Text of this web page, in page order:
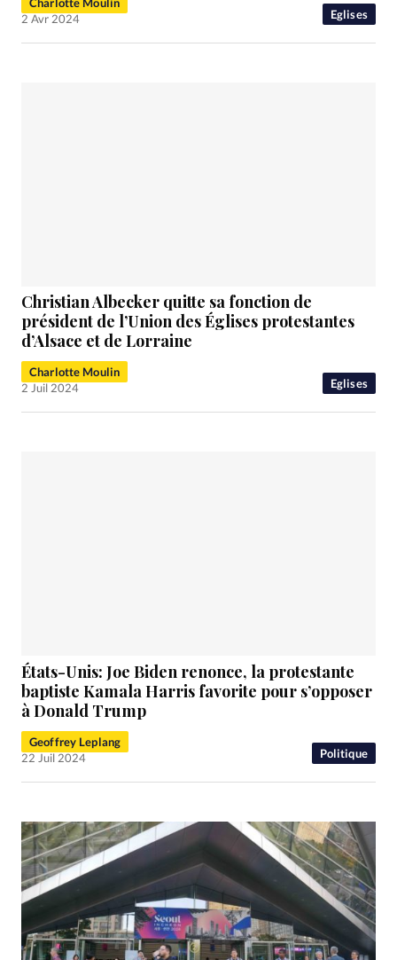
Eglises
2 Avr 2024
Eglises
Christian Albecker quitte sa fonction de
président de l’Union des Églises protestantes
d’Alsace et de Lorraine
Charlotte Moulin
2 Juil 2024
Politique
États-Unis: Joe Biden renonce, la protestante
baptiste Kamala Harris favorite pour s’opposer
à Donald Trump
Geoffrey Leplang
22 Juil 2024